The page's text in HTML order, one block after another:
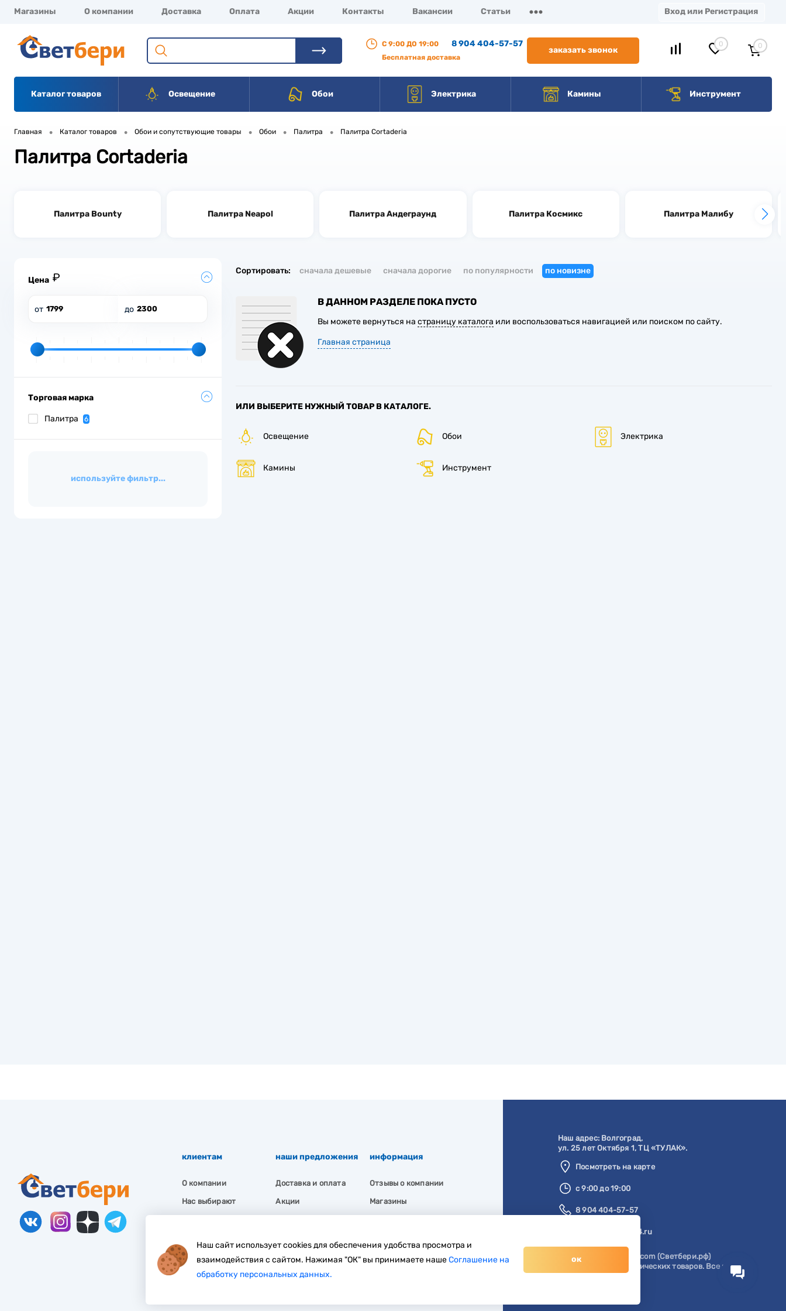
Магазины О компании Доставка Оплата Акции Контакты Вакансии Статьи Вход или Регистрация
С 9:00 ДО 19:00 8 904 404-57-57
Бесплатная доставка
заказать звонок
0 0
Каталог товаров Освещение Обои Электрика Камины Инструмент
Главная • Каталог товаров • Обои и сопутствующие товары • Обои • Палитра • Палитра Cortaderia
Палитра Cortaderia
Палитра Bounty Палитра Neapol Палитра Андеграунд Палитра Космикс Палитра Малибу
Цена
от до
Торговая марка
Палитра 6
используйте фильтр...
Сортировать: сначала дешевые сначала дорогие по популярности по новизне
В ДАННОМ РАЗДЕЛЕ ПОКА ПУСТО
Вы можете вернуться на страницу каталога или воспользоваться навигацией или поиском по сайту.
Главная страница
ИЛИ ВЫБЕРИТЕ НУЖНЫЙ ТОВАР В КАТАЛОГЕ.
Освещение Обои Электрика
Камины Инструмент
клиентам
О компании
Нас выбирают
Частые вопросы
наши предложения
Доставка и оплата
Акции
информация
Отзывы о компании
Магазины
Наш адрес: Волгоград,
ул. 25 лет Октября 1, ТЦ «ТУЛАК».
Посмотреть на карте
с 9:00 до 19:00
8 904 404-57-57
zakaz@svetberi34.ru
© 1996-2026 svetberi.com (Светбери.рф)
Магазин электротехнических товаров. Все права
Наш сайт использует cookies для обеспечения удобства просмотра и
взаимодействия с сайтом. Нажимая "ОК" вы принимаете нашеСоглашение на
обработку персональных данных.
ок